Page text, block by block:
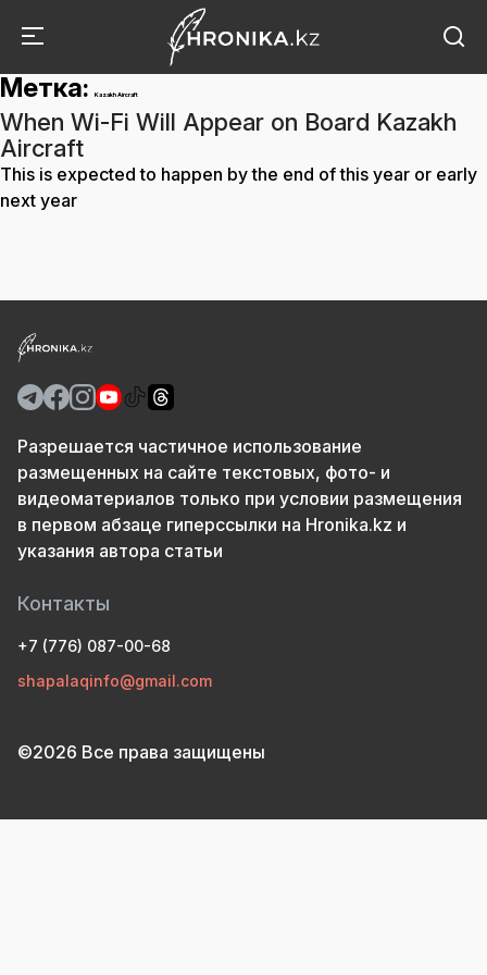
Метка: Kazakh Aircraft
When Wi-Fi Will Appear on Board Kazakh
Aircraft
This is expected to happen by the end of this year or early
next year
Разрешается частичное использование
размещенных на сайте текстовых, фото- и
видеоматериалов только при условии размещения
в первом абзаце гиперссылки на Hronika.kz и
указания автора статьи
Контакты
+7 (776) 087-00-68
shapalaqinfo@gmail.com
©2026 Все права защищены